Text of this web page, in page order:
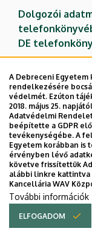
Dolgozói
DE
A Debreceni
rendelkezésére
védelmét. Ezúton
2018. május 25.
Adatvédelmi
beépítette a GDPR
tevékenységébe. A
Egyetem korábban
érvényben lévő
követve frissítettük
alábbi linkre
Kancellária WAV
További információk
ELFOGADOM